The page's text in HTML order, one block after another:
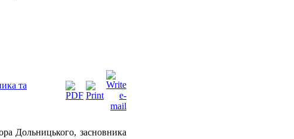
та
Дольницького, засновника